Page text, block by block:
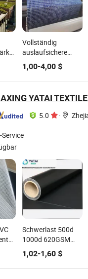
Vollständig
auslaufsichere
Schwimmbad-
PVC
1,00-4,00$
YATAI TEXTILE
5.0 ·
Schwerlast 500d
1000d 620GSM
650GSM 750GSM
Wasserdicht UV-
beständig
1,02-1,60$